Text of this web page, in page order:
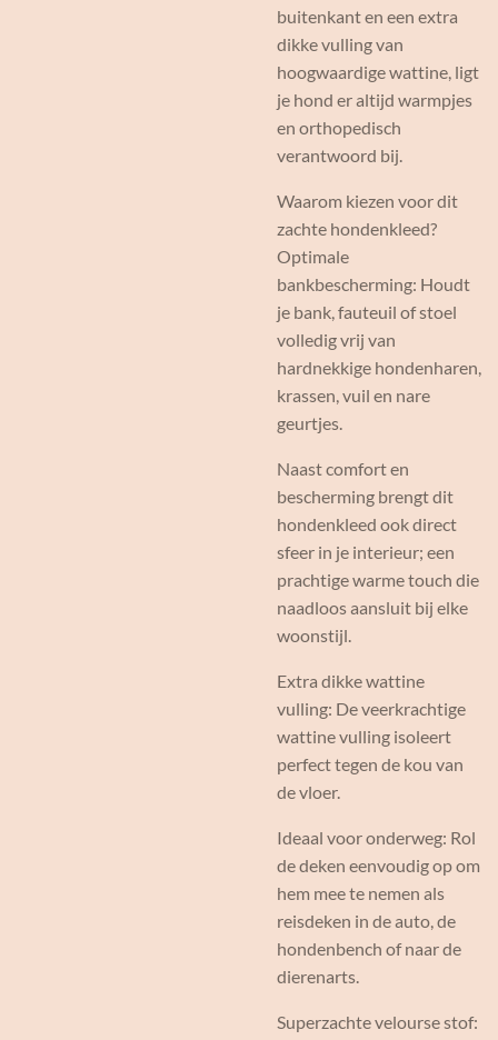
buitenkant en een extra
dikke vulling van
hoogwaardige wattine, ligt
je hond er altijd warmpjes
en orthopedisch
verantwoord bij.
Waarom kiezen voor dit
zachte hondenkleed?
Optimale
bankbescherming: Houdt
je bank, fauteuil of stoel
volledig vrij van
hardnekkige hondenharen,
krassen, vuil en nare
geurtjes.
Naast comfort en
bescherming brengt dit
hondenkleed ook direct
sfeer in je interieur; een
prachtige warme touch die
naadloos aansluit bij elke
woonstijl.
Extra dikke wattine
vulling: De veerkrachtige
wattine vulling isoleert
perfect tegen de kou van
de vloer.
Ideaal voor onderweg: Rol
de deken eenvoudig op om
hem mee te nemen als
reisdeken in de auto, de
hondenbench of naar de
dierenarts.
Superzachte velourse stof: